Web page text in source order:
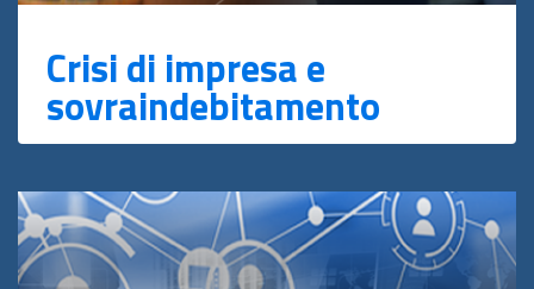
Crisi di impresa e
sovraindebitamento